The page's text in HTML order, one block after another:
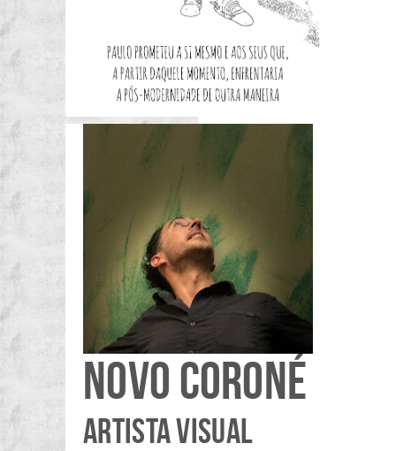
NOVO CORONÉ
ARTISTA VISUAL